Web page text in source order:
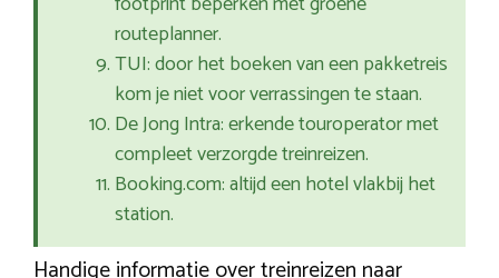
routeplanner.
TUI: door het boeken van een pakketreis
kom je niet voor verrassingen te staan.
De Jong Intra: erkende touroperator met
compleet verzorgde treinreizen.
Booking.com: altijd een hotel vlakbij het
station.